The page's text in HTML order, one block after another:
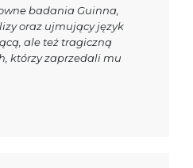
badania Guinna,
oraz ujmujący język
ale też tragiczną
którzy zaprzedali mu